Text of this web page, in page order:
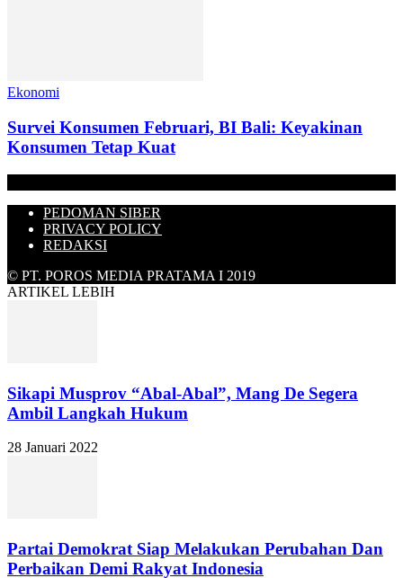
Ekonomi
Survei Konsumen Februari, BI Bali: Keyakinan
Konsumen Tetap Kuat
PEDOMAN SIBER
PRIVACY POLICY
REDAKSI
© PT. POROS MEDIA PRATAMA I 2019
ARTIKEL LEBIH
Sikapi Musprov “Abal-Abal”, Mang De Segera
Ambil Langkah Hukum
28 Januari 2022
Partai Demokrat Siap Melakukan Perubahan Dan
Perbaikan Demi Rakyat Indonesia